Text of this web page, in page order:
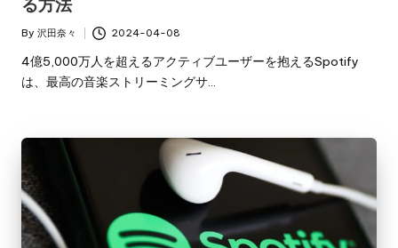
る方法
Posted
By 沢田奈々 2024-04-08
4億5,000万人を超えるアクティブユーザーを抱えるSpotify
は、最高の音楽ストリーミングサ…